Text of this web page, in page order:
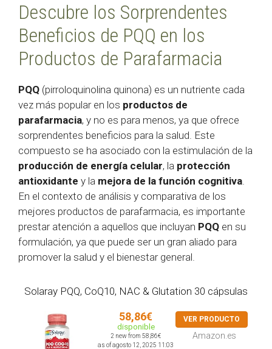
Descubre los Sorprendentes
Beneficios de PQQ en los
Productos de Parafarmacia
PQQ (pirroloquinolina quinona) es un nutriente cada
vez más popular en los productos de
parafarmacia, y no es para menos, ya que ofrece
sorprendentes beneficios para la salud. Este
compuesto se ha asociado con la estimulación de la
producción de energía celular, la protección
antioxidante y la mejora de la función cognitiva.
En el contexto de análisis y comparativa de los
mejores productos de parafarmacia, es importante
prestar atención a aquellos que incluyan PQQ en su
formulación, ya que puede ser un gran aliado para
promover la salud y el bienestar general.
Solaray PQQ, CoQ10, NAC & Glutation 30 cápsulas
58,86€
disponible
2 new from 58,86€
as of agosto 12, 2025 11:03
VER PRODUCTO
Amazon.es